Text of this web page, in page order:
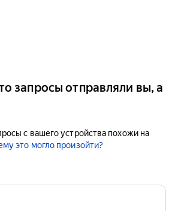
запросы отправляли вы, а
с вашего устройства похожи на
это могло произойти?